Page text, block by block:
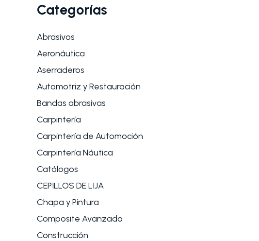
Categorías
Abrasivos
Aeronáutica
Aserraderos
Automotriz y Restauración
Bandas abrasivas
Carpintería
Carpintería de Automoción
Carpintería Náutica
Catálogos
CEPILLOS DE LIJA
Chapa y Pintura
Composite Avanzado
Construcción